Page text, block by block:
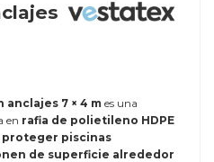
7 × 4 m es una
en rafia de polietileno HDPE
proteger piscinas
de superficie alrededor